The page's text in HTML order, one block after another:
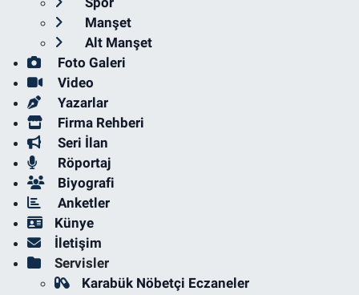
Manşet
Alt Manşet
Foto Galeri
Video
Yazarlar
Firma Rehberi
Seri İlan
Röportaj
Biyografi
Anketler
Künye
İletişim
Servisler
Karabük Nöbetçi Eczaneler